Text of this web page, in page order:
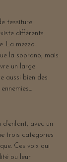
tessiture
différents
La mezzo-
la soprano, mais
un large
aussi bien des
avec un
trois catégories
Ces voix qui
ou leur